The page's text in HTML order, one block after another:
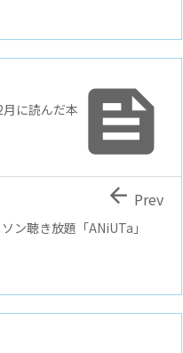

に読んだ本
ン聴き放題「ANiUTa」
 Prev